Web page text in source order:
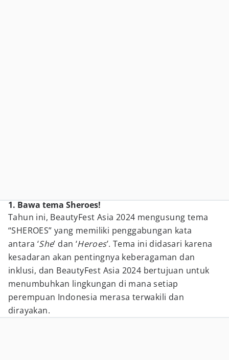
1. Bawa tema Sheroes!
Tahun ini, BeautyFest Asia 2024 mengusung tema
“SHEROES” yang memiliki penggabungan kata
antara ‘She’ dan ‘Heroes’. Tema ini didasari karena
kesadaran akan pentingnya keberagaman dan
inklusi, dan BeautyFest Asia 2024 bertujuan untuk
menumbuhkan lingkungan di mana setiap
perempuan Indonesia merasa terwakili dan
dirayakan.